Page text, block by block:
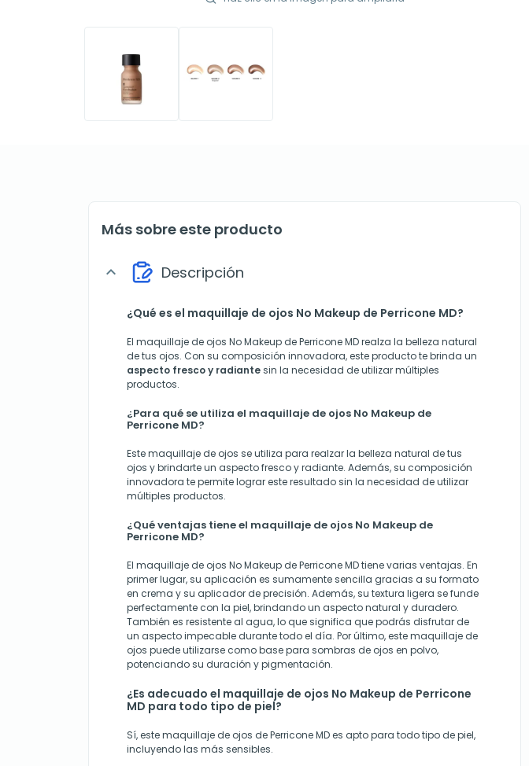
Más sobre este producto
expand_more Descripción
¿Qué es el maquillaje de ojos No Makeup de Perricone MD?
El maquillaje de ojos No Makeup de Perricone MD realza la belleza natural
de tus ojos. Con su composición innovadora, este producto te brinda un
aspecto fresco y radiantesin la necesidad de utilizar múltiples
productos.
¿Para qué se utiliza el maquillaje de ojos No Makeup de
Perricone MD?
Este maquillaje de ojos se utiliza para realzar la belleza natural de tus
ojos y brindarte un aspecto fresco y radiante. Además, su composición
innovadora te permite lograr este resultado sin la necesidad de utilizar
múltiples productos.
¿Qué ventajas tiene el maquillaje de ojos No Makeup de
Perricone MD?
El maquillaje de ojos No Makeup de Perricone MD tiene varias ventajas. En
primer lugar, su aplicación es sumamente sencilla gracias a su formato
en crema y su aplicador de precisión. Además, su textura ligera se funde
perfectamente con la piel, brindando un aspecto natural y duradero.
También es resistente al agua, lo que significa que podrás disfrutar de
un aspecto impecable durante todo el día. Por último, este maquillaje de
ojos puede utilizarse como base para sombras de ojos en polvo,
potenciando su duración y pigmentación.
¿Es adecuado el maquillaje de ojos No Makeup de Perricone
MD para todo tipo de piel?
Sí, este maquillaje de ojos de Perricone MD es apto para todo tipo de piel,
incluyendo las más sensibles.